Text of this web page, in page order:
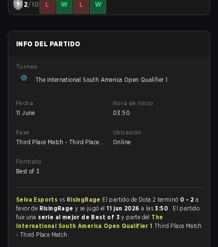
2/10 L W L W
INFO DEL PARTIDO
Torneo
The International South America Open Qualifier 1
Fecha
11 June
Hora de inicio
03:50
Fase
Third Place Match - Third Place
Ubicación
Online
Formato
Best of 3
Selva Esports vs RisingRage El partido de Dota 2 terminó 0 - 2 a
favor de RisingRagey se jugó el11 jun 2026a las3:50 . El partido
fue una serie al mejor de Best of 3y parte del The
International South America Open Qualifier 1 Third Place Match
- Third Place Match.